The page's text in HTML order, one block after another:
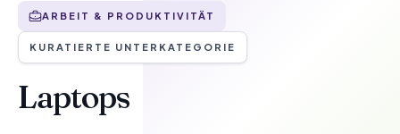
ARBEIT & PRODUKTIVITÄT
KURATIERTE UNTERKATEGORIE
Laptops